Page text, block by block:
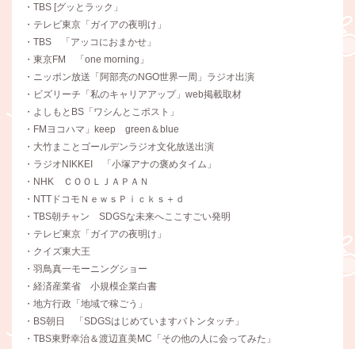
・TBS [グッとラック」
・テレビ東京「ガイアの夜明け」
・TBS 「アッコにおまかせ」
・東京FM 「one morning」
・ニッポン放送「阿部亮のNGO世界一周」ラジオ出演
・ビズリーチ「私のキャリアアップ」web掲載取材
・よしもとBS「ワシんとこポスト」
・FMヨコハマ」keep green＆blue
・大竹まことゴールデンラジオ文化放送出演
・ラジオNIKKEI 「小塚アナの褒めタイム」
・NHK ＣＯＯＬＪＡＰＡＮ
・NTTドコモＮｅｗｓＰｉｃｋｓ＋ｄ
・TBS朝チャン SDGSな未来へここすごい発明
・テレビ東京「ガイアの夜明け」
・クイズ東大王
・羽鳥真一モーニングショー
・経済産業省 小規模企業白書
・地方行政「地域で稼ごう」
・BS朝日 「SDGSはじめていますバトンタッチ」
・TBS東野幸治＆渡辺直美MC「その他の人に会ってみた」